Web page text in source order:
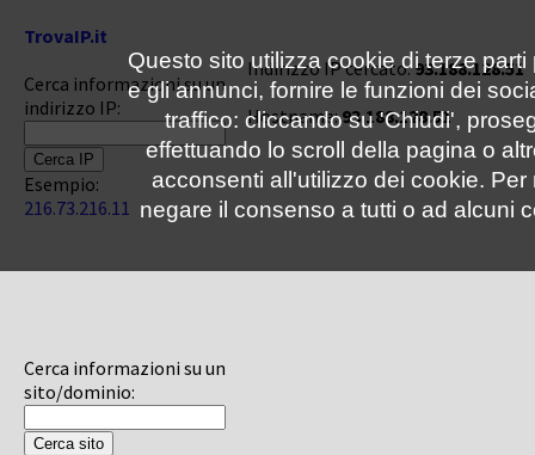
TrovaIP.it
Cerca informazioni su un
indirizzo IP:
Esempio:
216.73.216.11
Cerca informazioni su un
sito/dominio:
Indirizzo IP cercato:93.188.128.51
Hostname:93.188.128.51
Questo sito utilizza cookie di terze
e gli annunci, fornire le funzioni dei
traffico: cliccando su 'Chiudi',
effettuando lo scroll della pagina o
acconsenti all'utilizzo dei cookie.
negare il consenso a tutti o ad alcuni